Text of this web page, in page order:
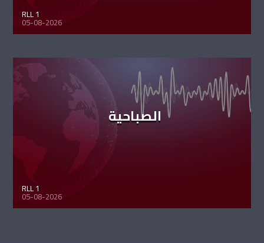
RLL 1
05-08-2026
الصباحية
RLL 1
05-08-2026